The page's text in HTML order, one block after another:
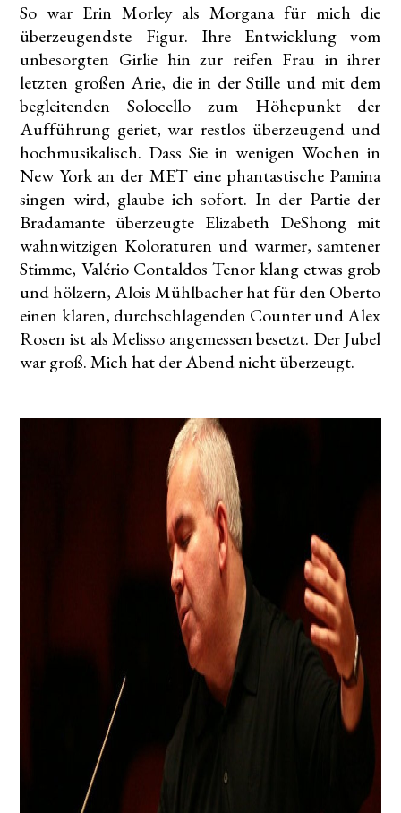
So war Erin Morley als Morgana für mich die
überzeugendste Figur. Ihre Entwicklung vom
unbesorgten Girlie hin zur reifen Frau in ihrer
letzten großen Arie, die in der Stille und mit dem
begleitenden Solocello zum Höhepunkt der
Aufführung geriet, war restlos überzeugend und
hochmusikalisch. Dass Sie in wenigen Wochen in
New York an der MET eine phantastische Pamina
singen wird, glaube ich sofort. In der Partie der
Bradamante überzeugte Elizabeth DeShong mit
wahnwitzigen Koloraturen und warmer, samtener
Stimme, Valério Contaldos Tenor klang etwas grob
und hölzern, Alois Mühlbacher hat für den Oberto
einen klaren, durchschlagenden Counter und Alex
Rosen ist als Melisso angemessen besetzt. Der Jubel
war groß. Mich hat der Abend nicht überzeugt.